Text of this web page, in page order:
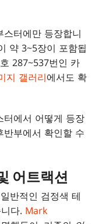
터에만 등장합니
약 3~5장이 포함됩
287~537번인 카
지 갤러리에서도 확
터에서 어떻게 등장
부에서 확인할 수
어트랙션
반적인 검정색 테
다. Mark